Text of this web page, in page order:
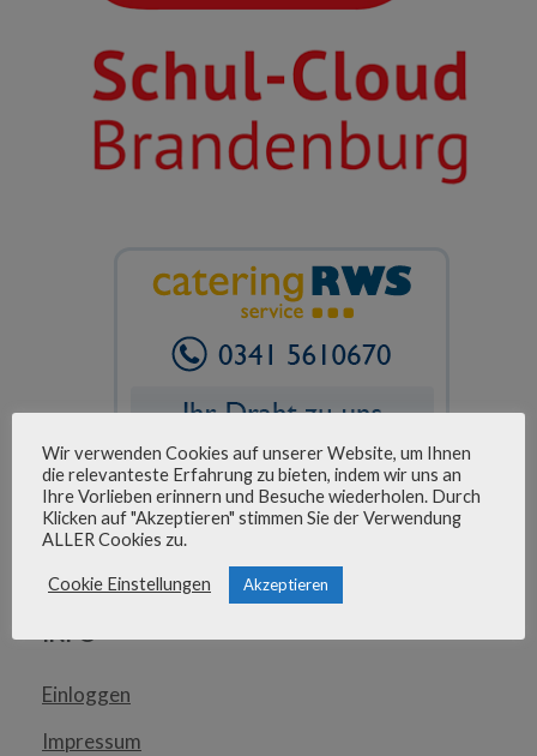
Kommende Veranstaltungen
Es sind keine anstehenden Veranstaltungen vorhanden.
INFO
Einloggen
Impressum
Wir verwenden Cookies auf unserer Website, um Ihnen
die relevanteste Erfahrung zu bieten, indem wir uns an
Ihre Vorlieben erinnern und Besuche wiederholen. Durch
Klicken auf "Akzeptieren" stimmen Sie der Verwendung
ALLER Cookies zu.
Cookie Einstellungen Akzeptieren